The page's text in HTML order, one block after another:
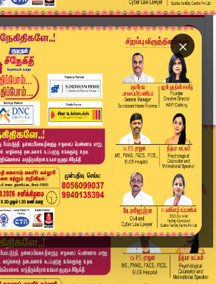
×
பட்டப்பகலில் அரங்கேறிய இரட்...